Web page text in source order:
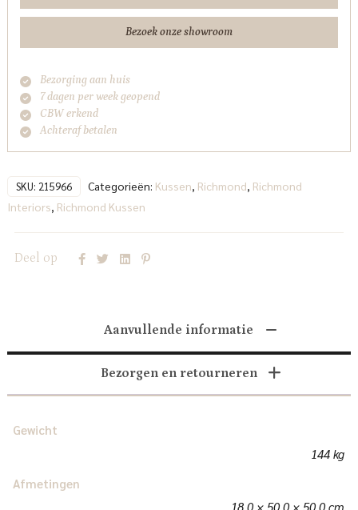
Bezoek onze showroom
Bezorging aan huis
7 dagen per week geopend
CBW erkend
Achteraf betalen
SKU: 215966 Categorieën: Kussen Richmond Richmond
Interiors Richmond Kussen
Deel op
Aanvullende informatie
Bezorgen en retourneren
Gewicht
144 kg
Afmetingen
18.0 × 50.0 × 50.0 cm